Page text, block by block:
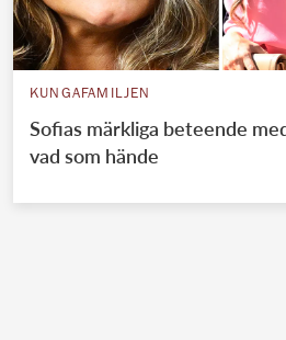
KUNGAFAMILJEN
Sofias märkliga beteende
vad som hände